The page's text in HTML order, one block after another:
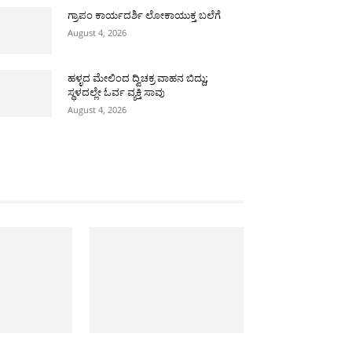
ಗ್ರಾಪಂ ಕಾರ್ಯದರ್ಶಿ ಲೋಕಾಯುಕ್ತ ಬಲೆಗೆ
August 4, 2026
ಹಳ್ಳದ ಮೇಲಿಂದ ದ್ವಿಚಕ್ರ ವಾಹನ ಬಿದ್ದು;
ಸ್ಥಳದಲ್ಲೇ ಓರ್ವ ವ್ಯಕ್ತಿ ಸಾವು
August 4, 2026